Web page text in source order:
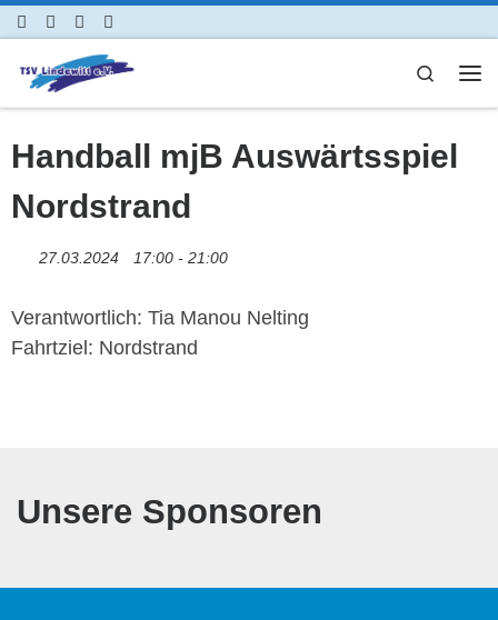
Zum Inhalt springen
Search
Handball mjB Auswärtsspiel
Nordstrand
27.03.2024 17:00 - 21:00
Verantwortlich: Tia Manou Nelting
Fahrtziel: Nordstrand
Unsere Sponsoren